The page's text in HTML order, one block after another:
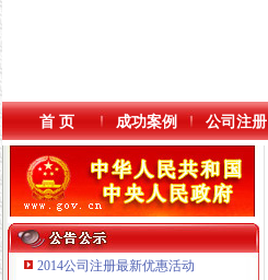
首 页 成功案例 公司注册
2014公司注册最新优惠活动